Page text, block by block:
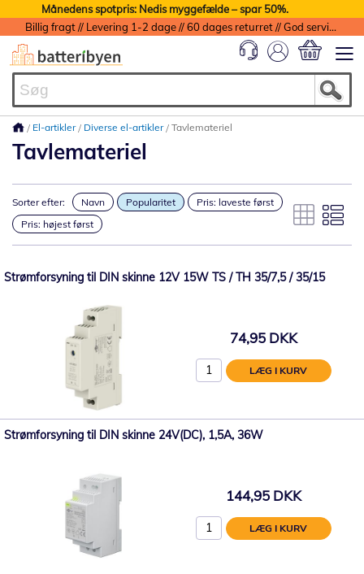
Månedens spotpris: Nedis myggefælde – spar 50%.
Billig fragt // Levering 1-2 dage // 60 dages returret // God service med garanti
El-artikler Diverse el-artikler Tavlemateriel
Tavlemateriel
Sorter efter: Navn Popularitet
Pris: laveste først
Pris: højest først
Strømforsyning til DIN skinne 12V 15W TS / TH 35/7,5 / 35/15
74,95 DKK
LÆG I KURV
Strømforsyning til DIN skinne 24V(DC), 1,5A, 36W
144,95 DKK
LÆG I KURV